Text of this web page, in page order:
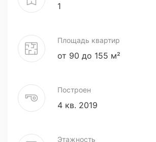
1
Площадь квартир
от 90 до 155 м²
Построен
4 кв. 2019
Этажность